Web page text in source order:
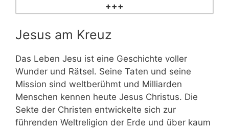
+++
Jesus am Kreuz
Das Leben Jesu ist eine Geschichte voller
Wunder und Rätsel. Seine Taten und seine
Mission sind weltberühmt und Milliarden
Menschen kennen heute Jesus Christus. Die
Sekte der Christen entwickelte sich zur
führenden Weltreligion der Erde und über kaum